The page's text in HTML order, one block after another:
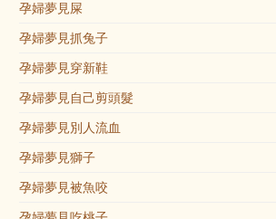
孕婦夢見屎
孕婦夢見抓兔子
孕婦夢見穿新鞋
孕婦夢見自己剪頭髮
孕婦夢見別人流血
孕婦夢見獅子
孕婦夢見被魚咬